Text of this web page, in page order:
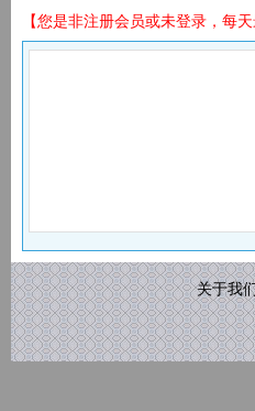
【您是非注册会员或未登录，每
关于我